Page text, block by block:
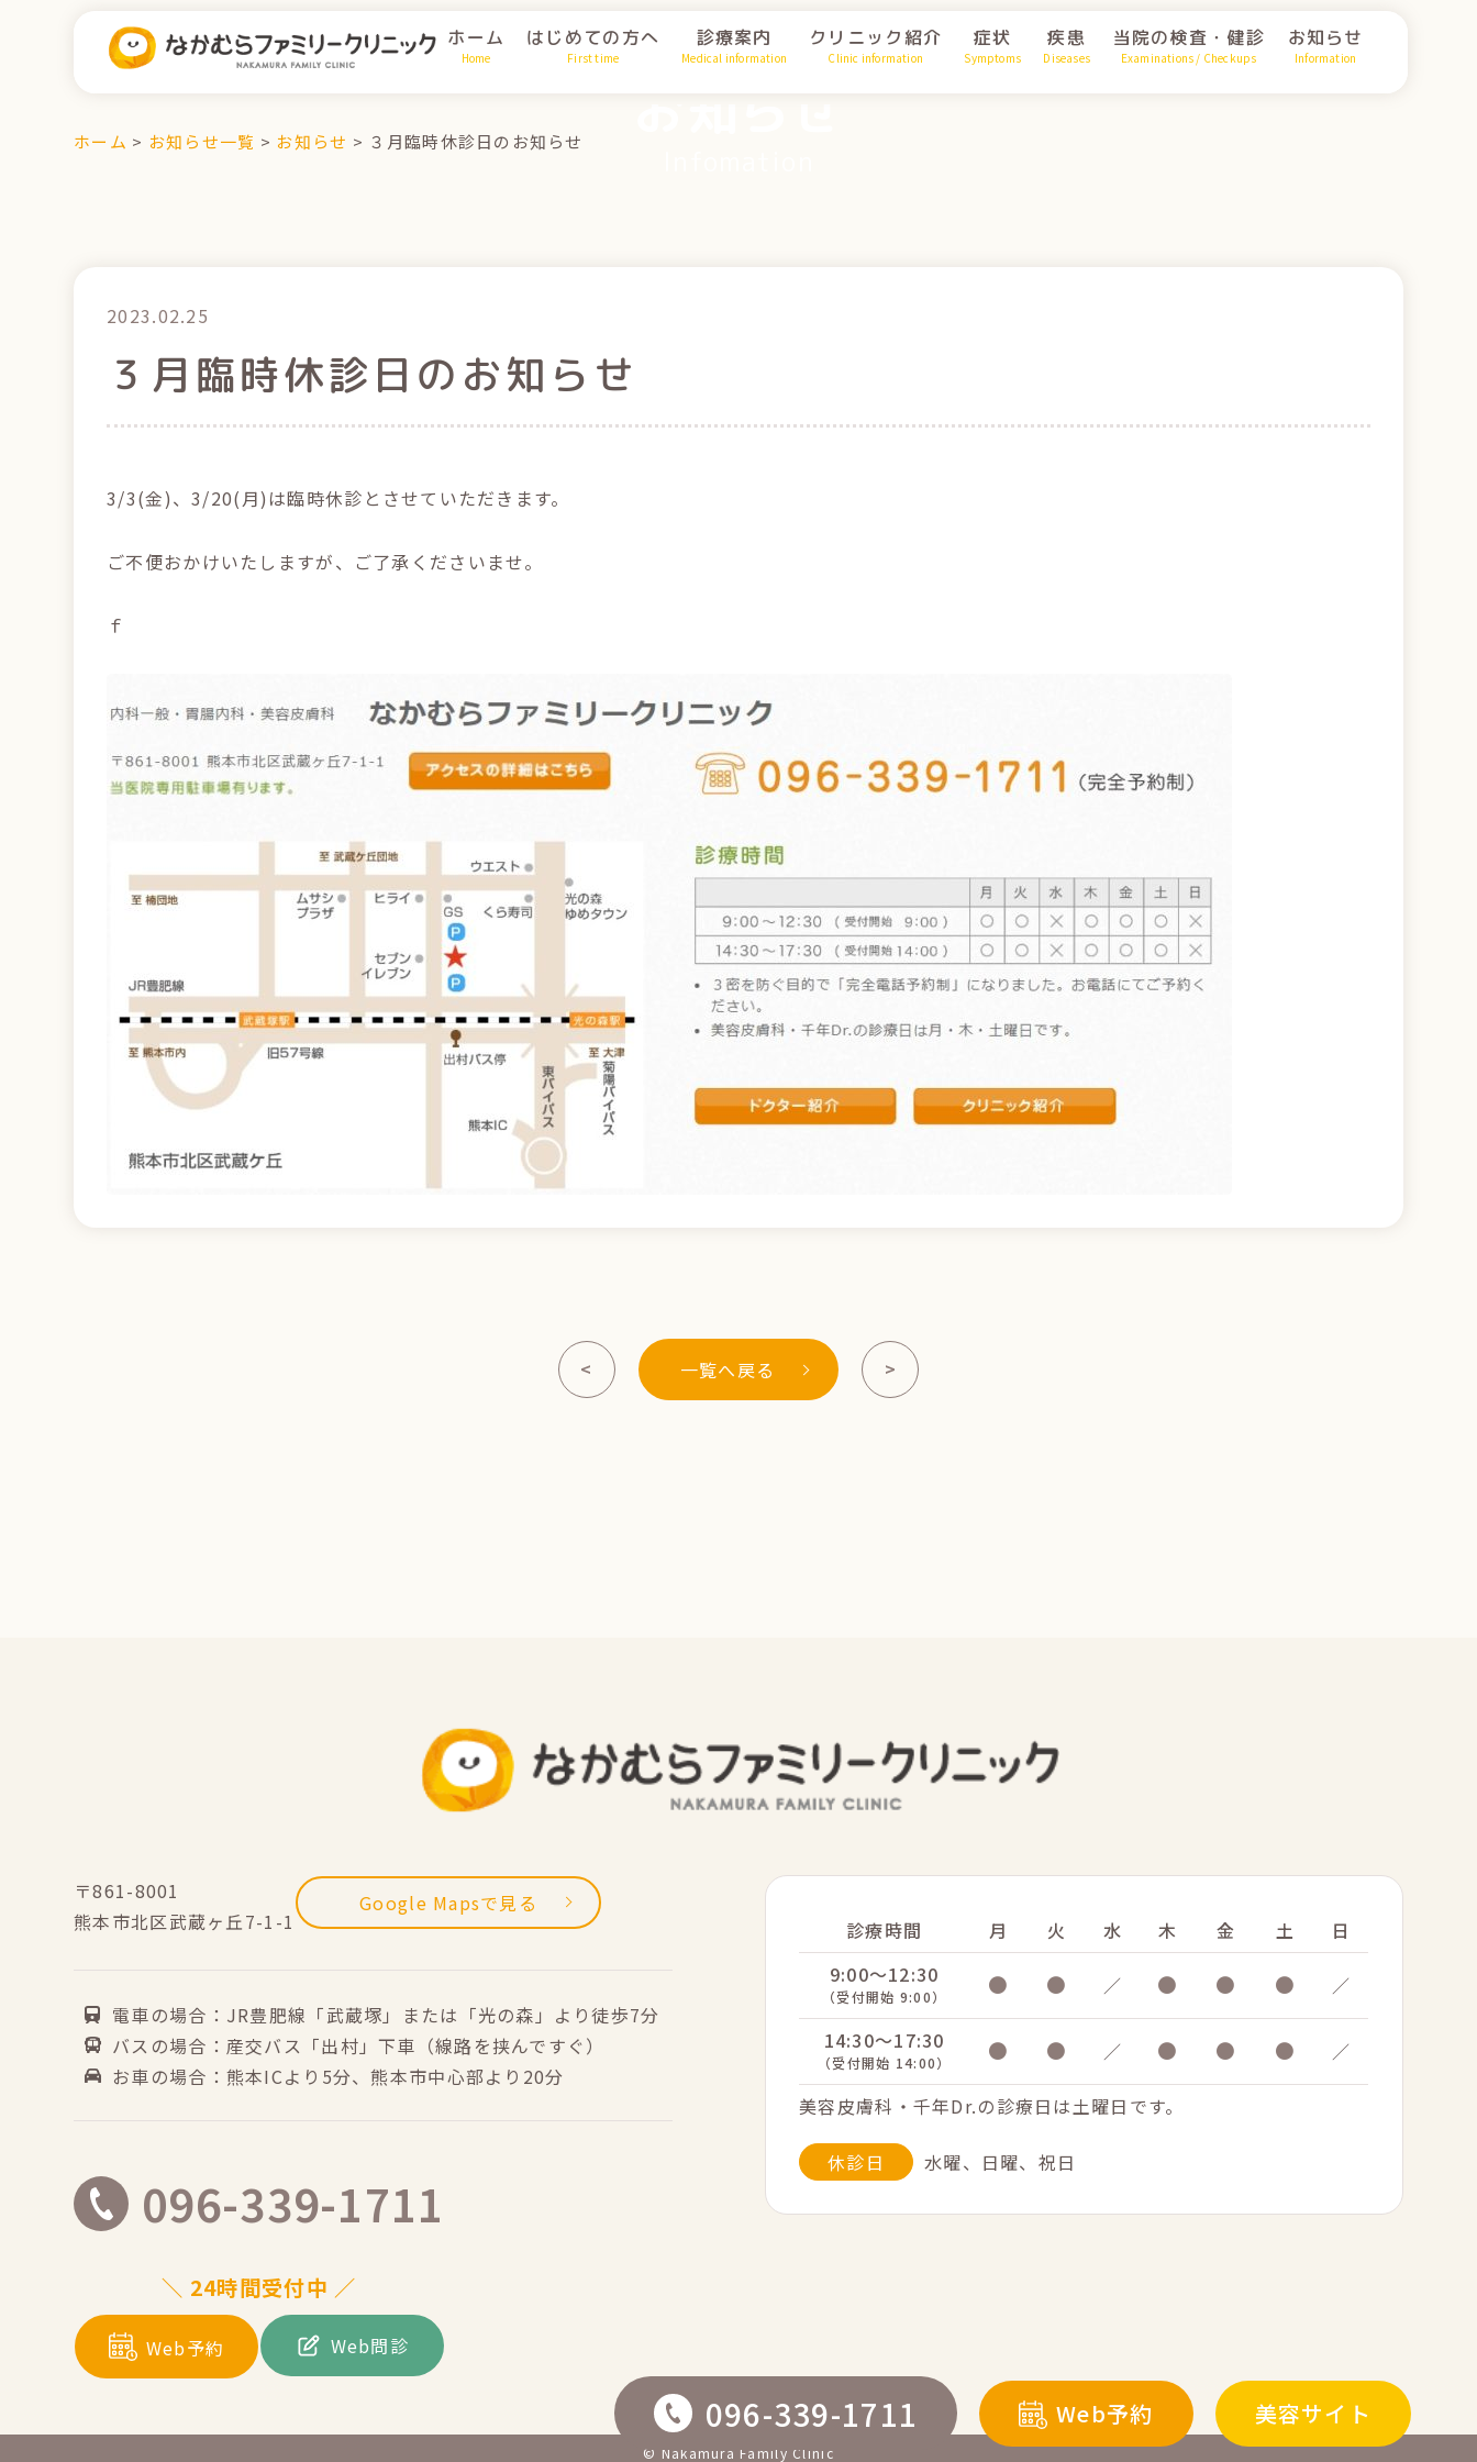
ホーム
Home
はじめての方へ
First time
診療案内
Medical information
クリニック紹介
Clinic information
症状
Symptoms
疾患
Diseases
当院の検査・健診
Examinations / Checkups
お知らせ
Information
ホーム > お知らせ一覧 > お知らせ > ３月臨時休診日のお知らせ
2023.02.25
３月臨時休診日のお知らせ
3/3(金)、3/20(月)は臨時休診とさせていただきます。
ご不便おかけいたしますが、ご了承くださいませ。
ｆ
< 一覧へ戻る >
096-339-1711 Web予約 美容サイト
〒861-8001
熊本市北区武蔵ヶ丘7-1-1
Google Mapsで見る
電車の場合：JR豊肥線「武蔵塚」または「光の森」より徒歩7分
バスの場合：産交バス「出村」下車（線路を挟んですぐ）
お車の場合：熊本ICより5分、熊本市中心部より20分
096-339-1711
＼ 24時間受付中 ／
Web予約 Web問診
診療時間 月 火 水 木 金 土
日
9:00～12:30
（受付開始 9:00） ● ● ／ ● ● ● ／
14:30～17:30
（受付開始 14:00） ● ● ／ ● ● ● ／
美容皮膚科・千年Dr.の診療日は土曜日です。
休診日 水曜、日曜、祝日
© Nakamura Family Clinic